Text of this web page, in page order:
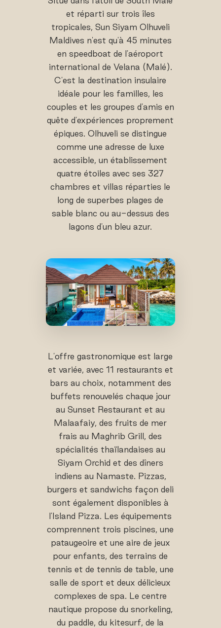
et réparti sur trois îles
tropicales, Sun Siyam Olhuveli
Maldives n'est qu'à 45 minutes
en speedboat de l'aéroport
international de Velana (Malé).
C'est la destination insulaire
idéale pour les familles, les
couples et les groupes d'amis en
quête d'expériences proprement
épiques. Olhuveli se distingue
comme une adresse de luxe
accessible, un établissement
quatre étoiles avec ses 327
chambres et villas réparties le
long de superbes plages de
sable blanc ou au-dessus des
lagons d'un bleu azur.
L'offre gastronomique est large
et variée, avec 11 restaurants et
bars au choix, notamment des
buffets renouvelés chaque jour
au Sunset Restaurant et au
Malaafaiy, des fruits de mer
frais au Maghrib Grill, des
spécialités thaïlandaises au
Siyam Orchid et des dîners
indiens au Namaste. Pizzas,
burgers et sandwichs façon deli
sont également disponibles à
l'Island Pizza. Les équipements
comprennent trois piscines, une
pataugeoire et une aire de jeux
pour enfants, des terrains de
tennis et de tennis de table, une
salle de sport et deux délicieux
complexes de spa. Le centre
nautique propose du snorkeling,
du paddle, du kitesurf, de la